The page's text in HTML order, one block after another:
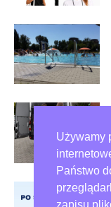
Używamy
Państwo
zapisu